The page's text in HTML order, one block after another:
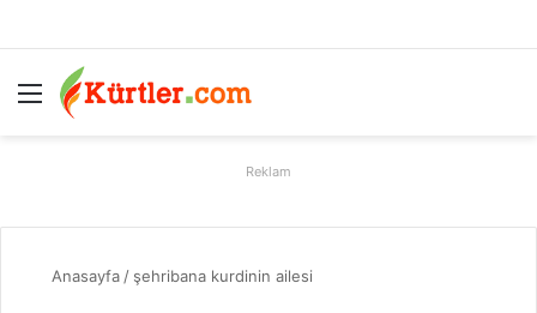
Menü
Reklam
Anasayfa / şehribana kurdinin ailesi